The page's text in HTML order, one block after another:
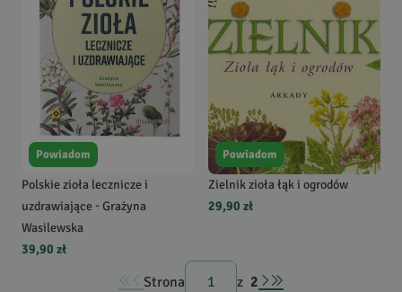
Powiadom
Polskie zioła lecznicze i
uzdrawiające - Grażyna
Wasilewska
39,90 zł
Powiadom
Zielnik zioła łąk i ogrodów
29,90 zł
Strona z 2